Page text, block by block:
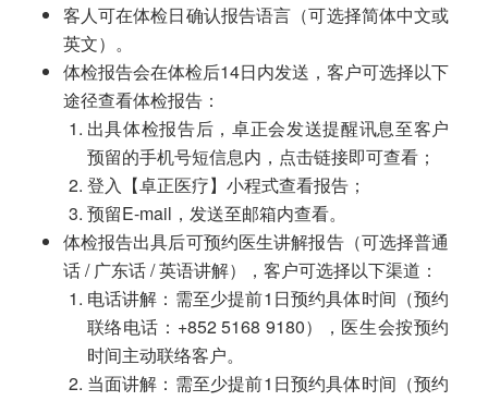
客人可在体检日确认报告语言（可选择简体中文或
英文）。
体检报告会在体检后14日内发送，客户可选择以下
途径查看体检报告：
出具体检报告后，卓正会发送提醒讯息至客户
预留的手机号短信息内，点击链接即可查看；
登入【卓正医疗】小程式查看报告；
预留E-mail，发送至邮箱内查看。
体检报告出具后可预约医生讲解报告（可选择普通
话 / 广东话 / 英语讲解），客户可选择以下渠道：
电话讲解：需至少提前1日预约具体时间（预约
联络电话：+852 5168 9180），医生会按预约
时间主动联络客户。
当面讲解：需至少提前1日预约具体时间（预约